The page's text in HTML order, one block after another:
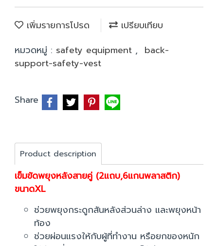
เพิ่มรายการโปรด
เปรียบเทียบ
หมวดหมู่ : safety equipment , back-
support-safety-vest
Share
Product description
เข็มขัดพยุงหลังสายคู่ (2แถบ,6แกนพลาสติก)
ขนาดXL
ช่วยพยุงกระดูกสันหลังส่วนล่าง และพยุงหน้า
ท้อง
ช่วยผ่อนแรงให้กับผู้ที่ทำงาน หรือยกของหนัก